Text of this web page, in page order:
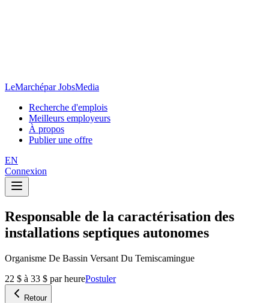
LeMarchépar JobsMedia
Recherche d'emplois
Meilleurs employeurs
À propos
Publier une offre
EN
Connexion
Responsable de la caractérisation des
installations septiques autonomes
Organisme De Bassin Versant Du Temiscamingue
22 $ à 33 $ par heurePostuler
Retour